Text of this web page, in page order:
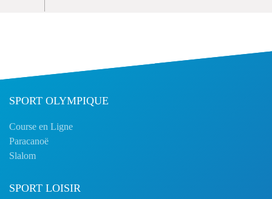
SPORT OLYMPIQUE
Course en Ligne
Paracanoë
Slalom
SPORT LOISIR